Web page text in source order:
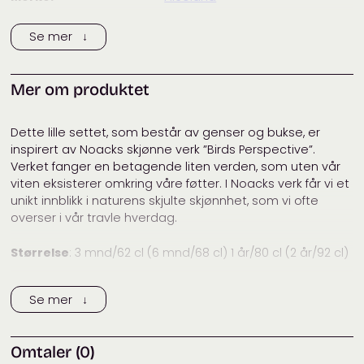
Tags:
Se mer ↓
Mer om produktet
Dette lille settet, som består av genser og bukse, er
inspirert av Noacks skjønne verk ”Birds Perspective”.
Verket fanger en betagende liten verden, som uten vår
viten eksisterer omkring våre føtter. I Noacks verk får vi et
unikt innblikk i naturens skjulte skjønnhet, som vi ofte
overser i vår travle hverdag.
Størrelse: 3 mnd/62 cl (6 mnd/68 cl) 1 år/80 cl (2 år/92 cl)
Genser
Passer til brystvidde
Lengde: 25 (28) 30 (33) cm
Ermelængde: 15 (17) 19 (22) cm
Se mer ↓
Omtaler (0)